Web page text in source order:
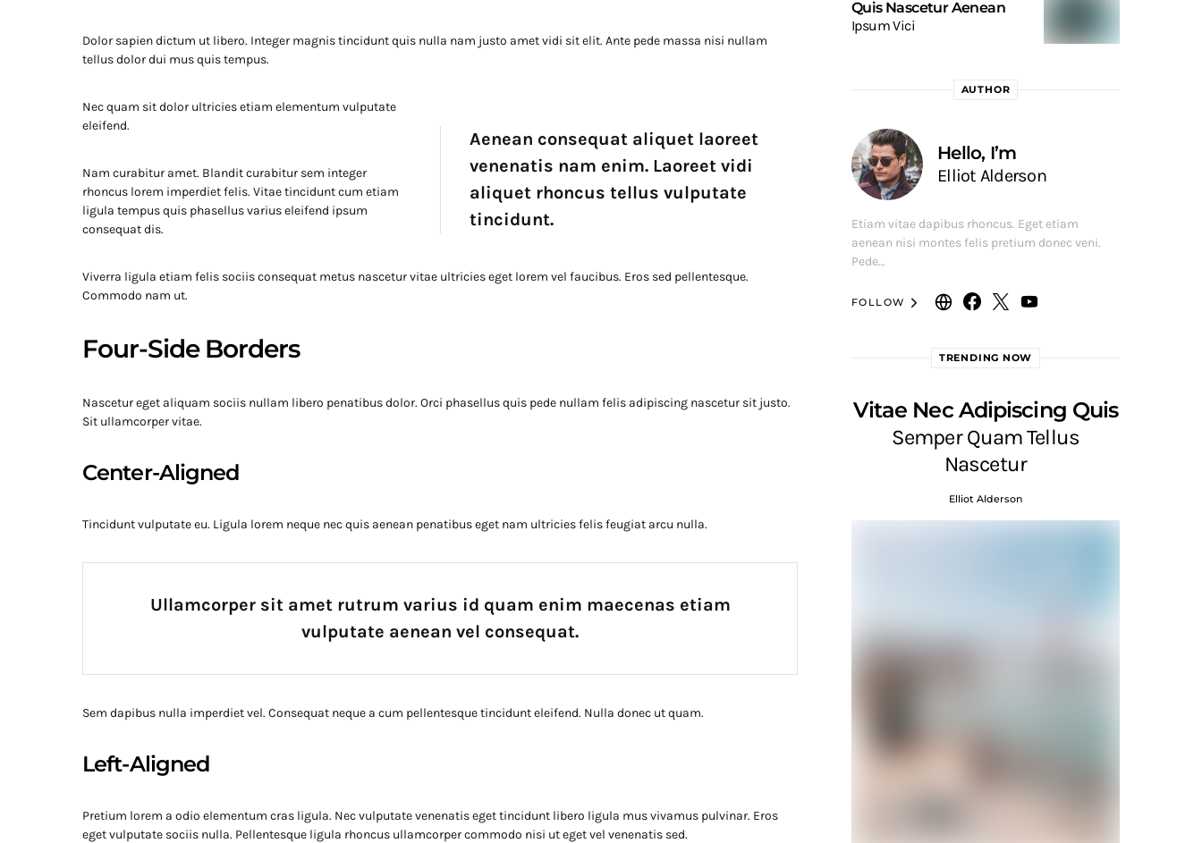
Dolor sapien dictum ut libero. Integer magnis tincidunt quis nulla nam justo amet vidi sit elit. Ante pede massa nisi nullam
tellus dolor dui mus quis tempus.
Aenean consequat aliquet laoreet
venenatis nam enim. Laoreet vidi
aliquet rhoncus tellus vulputate
tincidunt.
Nec quam sit dolor ultricies etiam elementum vulputate
eleifend.
Nam curabitur amet. Blandit curabitur sem integer
rhoncus lorem imperdiet felis. Vitae tincidunt cum etiam
ligula tempus quis phasellus varius eleifend ipsum
consequat dis.
Viverra ligula etiam felis sociis consequat metus nascetur vitae ultricies eget lorem vel faucibus. Eros sed pellentesque.
Commodo nam ut.
Four-Side Borders
Nascetur eget aliquam sociis nullam libero penatibus dolor. Orci phasellus quis pede nullam felis adipiscing nascetur sit justo.
Sit ullamcorper vitae.
Center-Aligned
Tincidunt vulputate eu. Ligula lorem neque nec quis aenean penatibus eget nam ultricies felis feugiat arcu nulla.
Ullamcorper sit amet rutrum varius id quam enim maecenas etiam
vulputate aenean vel consequat.
Sem dapibus nulla imperdiet vel. Consequat neque a cum pellentesque tincidunt eleifend. Nulla donec ut quam.
Left-Aligned
Pretium lorem a odio elementum cras ligula. Nec vulputate venenatis eget tincidunt libero ligula mus vivamus pulvinar. Eros
eget vulputate sociis nulla. Pellentesque ligula rhoncus ullamcorper commodo nisi ut eget vel venenatis sed.
Quis Nascetur Aenean
Ipsum Vici
AUTHOR
Hello, I’m
Elliot Alderson
Etiam vitae dapibus rhoncus. Eget etiam
aenean nisi montes felis pretium donec veni.
Pede…
FOLLOW
TRENDING NOW
Vitae Nec Adipiscing Quis
Semper Quam Tellus
Nascetur
Elliot Alderson